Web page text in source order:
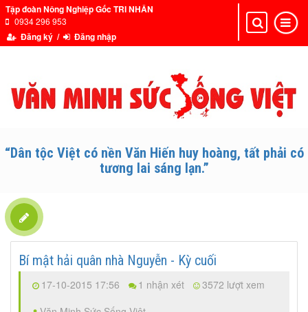
Tập đoàn Nông Nghiệp Gốc TRI NHÂN
0934 296 953
Đăng ký / Đăng nhập
Toggle
Toggle
navigation
“Dân tộc Việt có nền Văn Hiến huy hoàng, tất phải có
tương lai sáng lạn.”
Bí mật hải quân nhà Nguyễn - Kỳ cuối
17-10-2015 17:56 1 nhận xét
3572 lượt xem